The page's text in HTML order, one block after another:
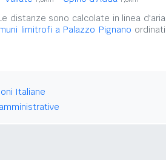
distanze sono calcolate in linea d'aria
limitrofi a Palazzo Pignano ordinati
Italiane